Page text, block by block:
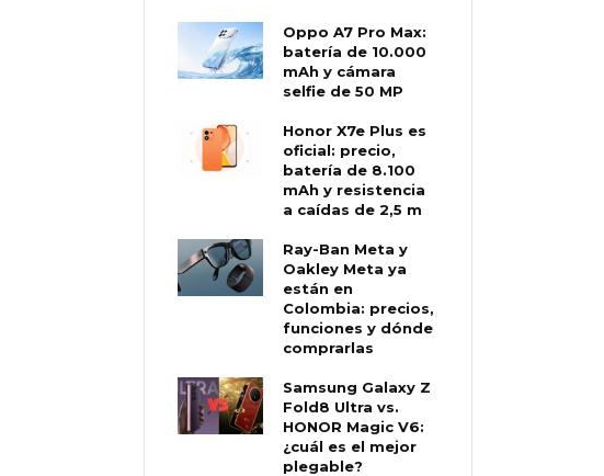
Oppo A7 Pro Max:
batería de 10.000
mAh y cámara
selfie de 50 MP
Honor X7e Plus es
oficial: precio,
batería de 8.100
mAh y resistencia
a caídas de 2,5 m
Ray-Ban Meta y
Oakley Meta ya
están en
Colombia: precios,
funciones y dónde
comprarlas
Samsung Galaxy Z
Fold8 Ultra vs.
HONOR Magic V6:
¿cuál es el mejor
plegable?